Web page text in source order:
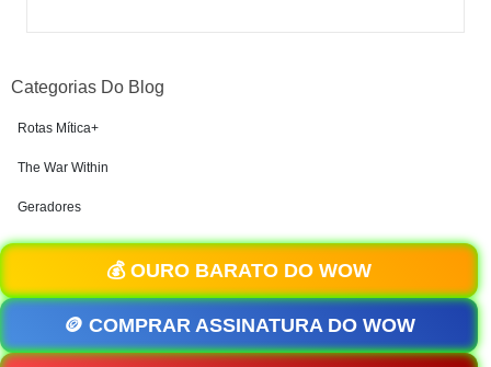
Categorias Do Blog
Rotas Mítica+
The War Within
Geradores
💰 OURO BARATO DO WOW
🪙 COMPRAR ASSINATURA DO WOW